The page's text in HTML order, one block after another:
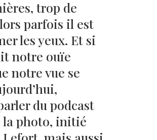
trop de
parfois il est
les yeux. Et si
notre ouïe
notre vue se
du podcast
la photo, initié